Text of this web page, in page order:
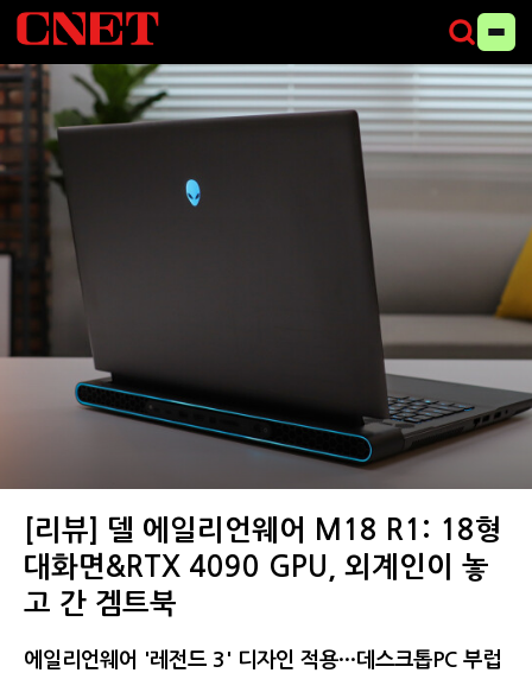
델 에일리언웨어 M18 R1은 독특한 디자인으로 강렬한 인상을 풍긴다.
[리뷰] 델 에일리언웨어 M18 R1: 18형
대화면&RTX 4090 GPU, 외계인이 놓
고 간 겜트북
에일리언웨어 '레전드 3' 디자인 적용···데스크톱PC 부럽